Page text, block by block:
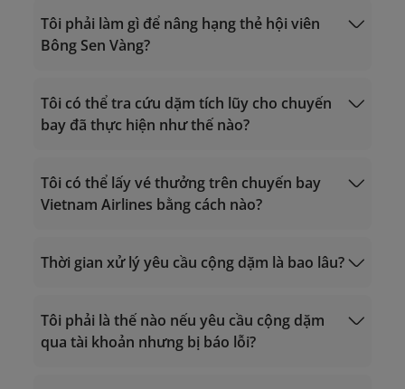
38320320
Email:
Kim, Vàng)
lotusmiles@vietnamairlines.com
Giờ hoạt động 24/7
Gọi từ nước ngoài về Việt Nam: +84 24
38320320
Email:
(dành cho hội viên Triệu Dặm, Bạch
Kim, Vàng)
(dành cho hội viên Titan, Bạc, Đăng ký)
Tôi phải làm gì để nâng hạng thẻ hội viên
Bông Sen Vàng?
tiêu chí xét hạng
Mua dặm
nâng hạng thẻ từ đối tác
Phiên ngang hạng thẻ
Tôi có thể tra cứu dặm tích lũy cho chuyến
bay đã thực hiện như thế nào?
Tính dặm bay
Tôi có thể lấy vé thưởng trên chuyến bay
Vietnam Airlines bằng cách nào?
Thời gian xử lý yêu cầu cộng dặm là bao lâu?
Tôi phải là thế nào nếu yêu cầu cộng dặm
qua tài khoản nhưng bị báo lỗi?